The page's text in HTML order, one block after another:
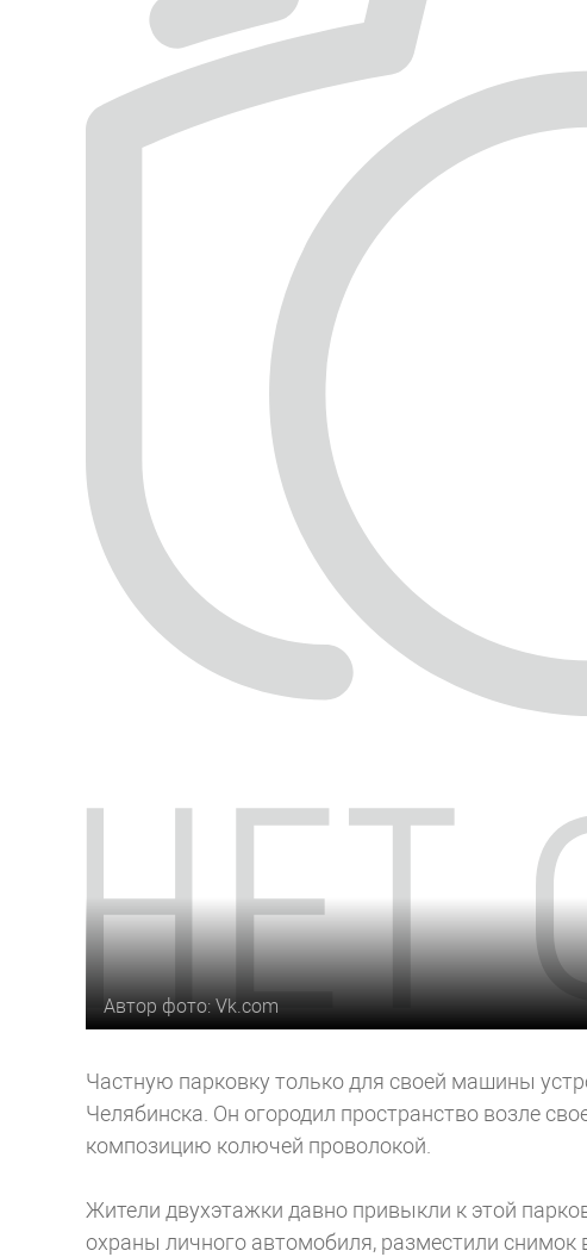
Автор фото: Vk.com
Частную парковку только для своей машины
Челябинска. Он огородил пространство возле
композицию колючей проволокой.
Жители двухэтажки давно привыкли к этой
охраны личного автомобиля, разместили